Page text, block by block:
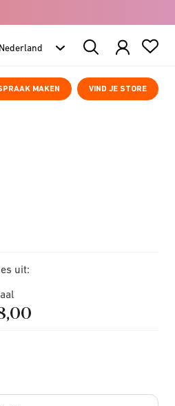
Search
Products
MAKEN VIND JE STORE
uit: